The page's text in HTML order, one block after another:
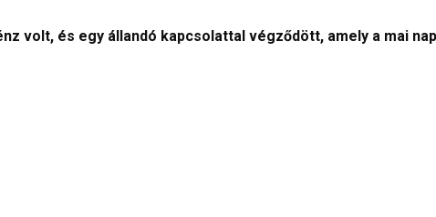
volt, és egy állandó kapcsolattal végződött, amely a mai